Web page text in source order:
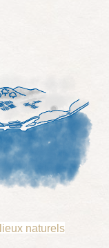
naturels